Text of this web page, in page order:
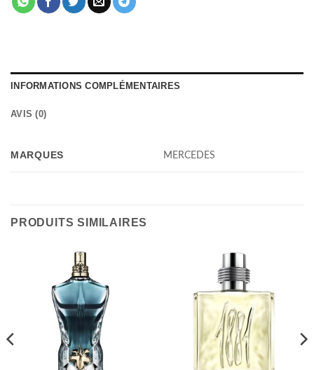
INFORMATIONS COMPLÉMENTAIRES
AVIS (0)
MARQUES MERCEDES
PRODUITS SIMILAIRES